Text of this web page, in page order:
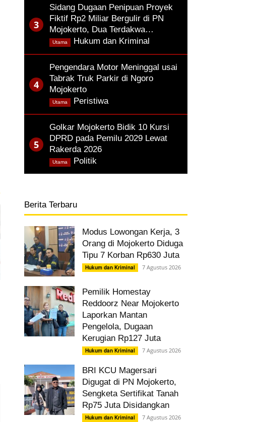
Sidang Dugaan Penipuan Proyek
Fiktif Rp2 Miliar Bergulir di PN
Mojokerto, Dua Terdakwa…
Hukum dan Kriminal
Utama
Pengendara Motor Meninggal usai
Tabrak Truk Parkir di Ngoro
Mojokerto
Peristiwa,
Utama
Golkar Mojokerto Bidik 10 Kursi
DPRD pada Pemilu 2029 Lewat
Rakerda 2026
Politik
Utama
Berita Terbaru
Modus Lowongan Kerja, 3
Orang di Mojokerto Diduga
Tipu 7 Korban Rp630 Juta
Hukum dan Kriminal 7 Agustus 2026
Pemilik Homestay
Reddoorz Near Mojokerto
Laporkan Mantan
Pengelola, Dugaan
Kerugian Rp127 Juta
Hukum dan Kriminal 7 Agustus 2026
BRI KCU Magersari
Digugat di PN Mojokerto,
Sengketa Sertifikat Tanah
Rp75 Juta Disidangkan
Hukum dan Kriminal 7 Agustus 2026